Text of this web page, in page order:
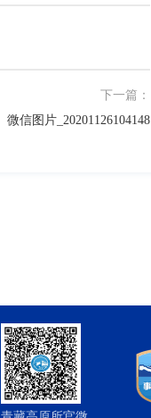
下一篇：
微信图片_20201126104148